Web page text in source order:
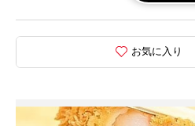
お気に入り